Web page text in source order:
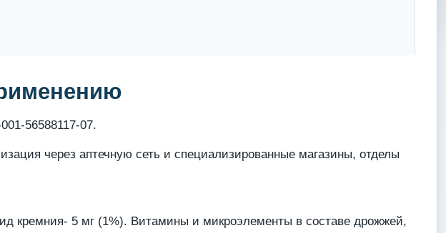
56588117-07.
через аптечную сеть и специализированные магазины, отделы
кремния- 5 мг (1%). Витамины и микроэлементы в составе дрожжей,